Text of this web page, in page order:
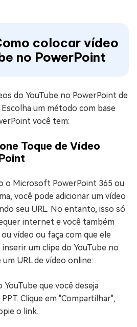
colocar vídeo
no PowerPoint
do YouTube no PowerPoint de
um método com base
você tem:
Toque de Vídeo
o Microsoft PowerPoint 365 ou
você pode adicionar um vídeo
seu URL. No entanto, isso só
internet e você também
vídeo ou faça com que ele
inserir um clipe do YouTube no
URL de vídeo online:
que você deseja
Clique em "Compartilhar",
o link.